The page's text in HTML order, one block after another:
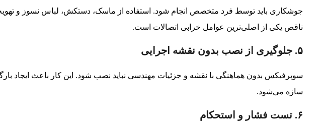
جوشکاری باید توسط فرد متخصص انجام شود. استفاده از ماسک، دستکش، لباس نسوز و
ناقص یکی از اصلی‌ترین عوامل خرابی اتصالات است.
۵. جلوگیری از نصب بدون نقشه اجرایی
سوپرفیکس بدون هماهنگی با نقشه و جزئیات مهندسی نباید نصب شود. این کار باعث ایجاد
سازه می‌شود.
۶. تست فشار و استحکام